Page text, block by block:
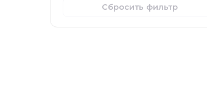
Сбросить фильтр